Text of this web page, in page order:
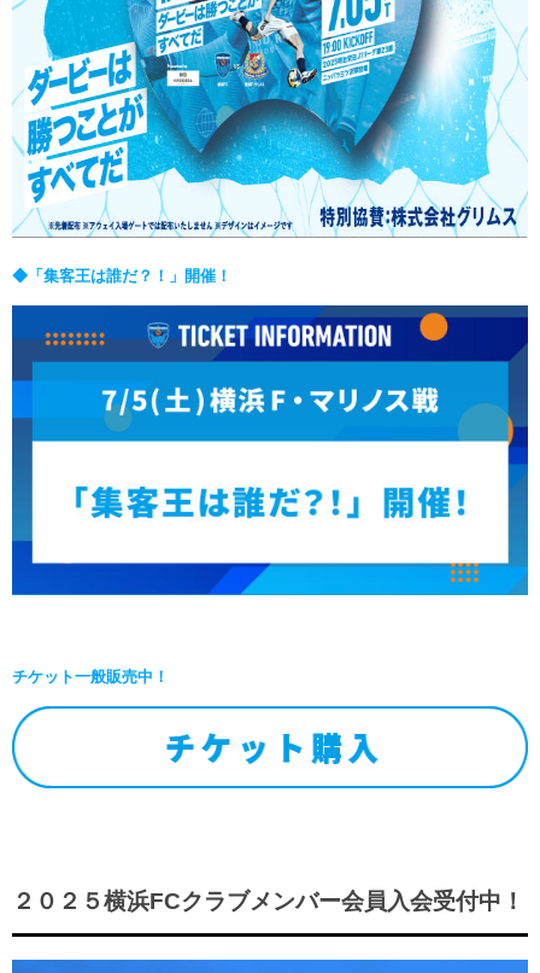
◆「集客王は誰だ？！」開催！
チケット一般販売中！
２０２５横浜FCクラブメンバー会員入会受付中！